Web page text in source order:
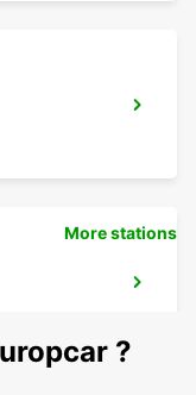
More stations
?